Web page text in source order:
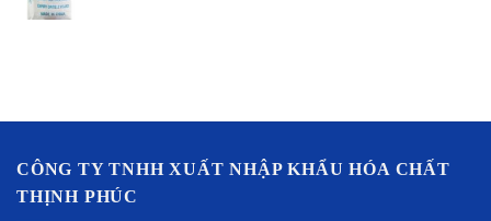
CÔNG TY TNHH XUẤT NHẬP KHẨU HÓA CHẤT
THỊNH PHÚC